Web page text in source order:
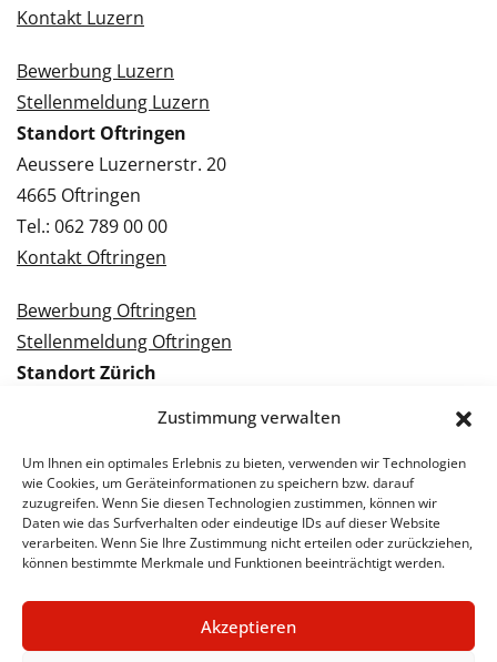
Zustimmung verwalten
Um Ihnen ein optimales Erlebnis zu bieten, verwenden wir Technologien
wie Cookies, um Geräteinformationen zu speichern bzw. darauf
zuzugreifen. Wenn Sie diesen Technologien zustimmen, können wir
Daten wie das Surfverhalten oder eindeutige IDs auf dieser Website
verarbeiten. Wenn Sie Ihre Zustimmung nicht erteilen oder zurückziehen,
können bestimmte Merkmale und Funktionen beeinträchtigt werden.
Akzeptieren
Kontakt Luzern
Bewerbung Luzern
Stellenmeldung Luzern
Standort Oftringen
Aeussere Luzernerstr. 20
4665 Oftringen
Tel.: 062 789 00 00
Kontakt Oftringen
Bewerbung Oftringen
Stellenmeldung Oftringen
Standort Zürich
Tel.: 043 288 38 88
Kontakt Zürich
Bewerbung Zürich